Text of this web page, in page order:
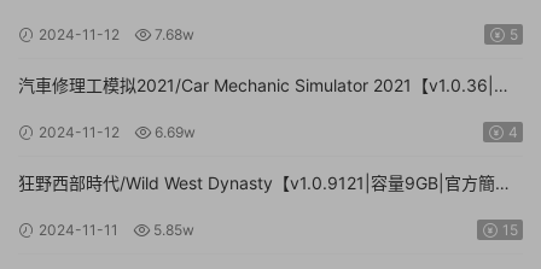
2024-11-12 7.68w 5
汽車修理工模拟2021/Car Mechanic Simulator 2021【v1.0.36|集
2024-11-12 6.69w 4
狂野西部時代/Wild West Dynasty【v1.0.9121|容量9GB|官方簡體
2024-11-11 5.85w 15